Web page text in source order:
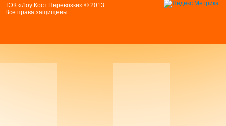
ТЭК «Лоу Кост Перевозки» © 2013
Все права защищены